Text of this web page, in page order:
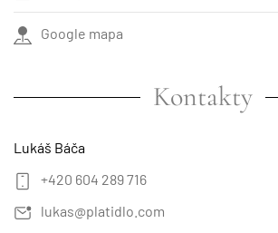
Google mapa
Kontakty
Lukáš Báča
+420 604 289 716
lukas@platidlo.com